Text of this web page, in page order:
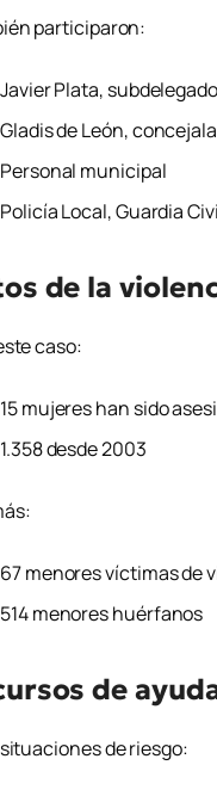
participaron:
Javier Plata,
Gladis de León,
Personal municipal
Policía Local, Guardia
de la
caso:
15 mujeres han sido
1.358 desde 2003
67 menores víctimas de
514 menores huérfanos
de
de riesgo: